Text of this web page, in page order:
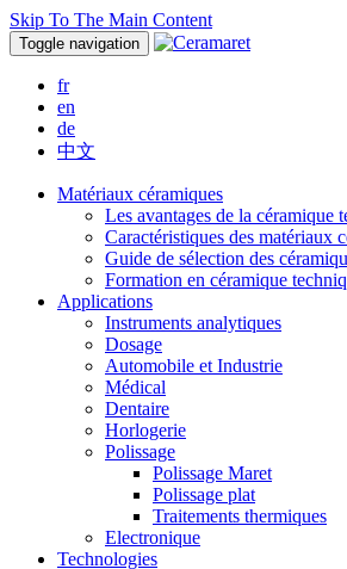
Skip To The Main Content
Toggle navigation
fr
en
de
中文
Matériaux céramiques
Les avantages de la céramique
Caractéristiques des matériaux
Guide de sélection des
Formation en céramique
Applications
Instruments analytiques
Dosage
Automobile et Industrie
Médical
Dentaire
Horlogerie
Polissage
Polissage Maret
Polissage plat
Traitements thermiques
Electronique
Technologies